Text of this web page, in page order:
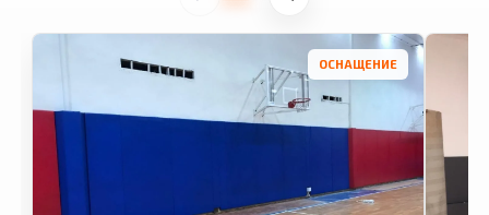
ОСНАЩЕНИЕ